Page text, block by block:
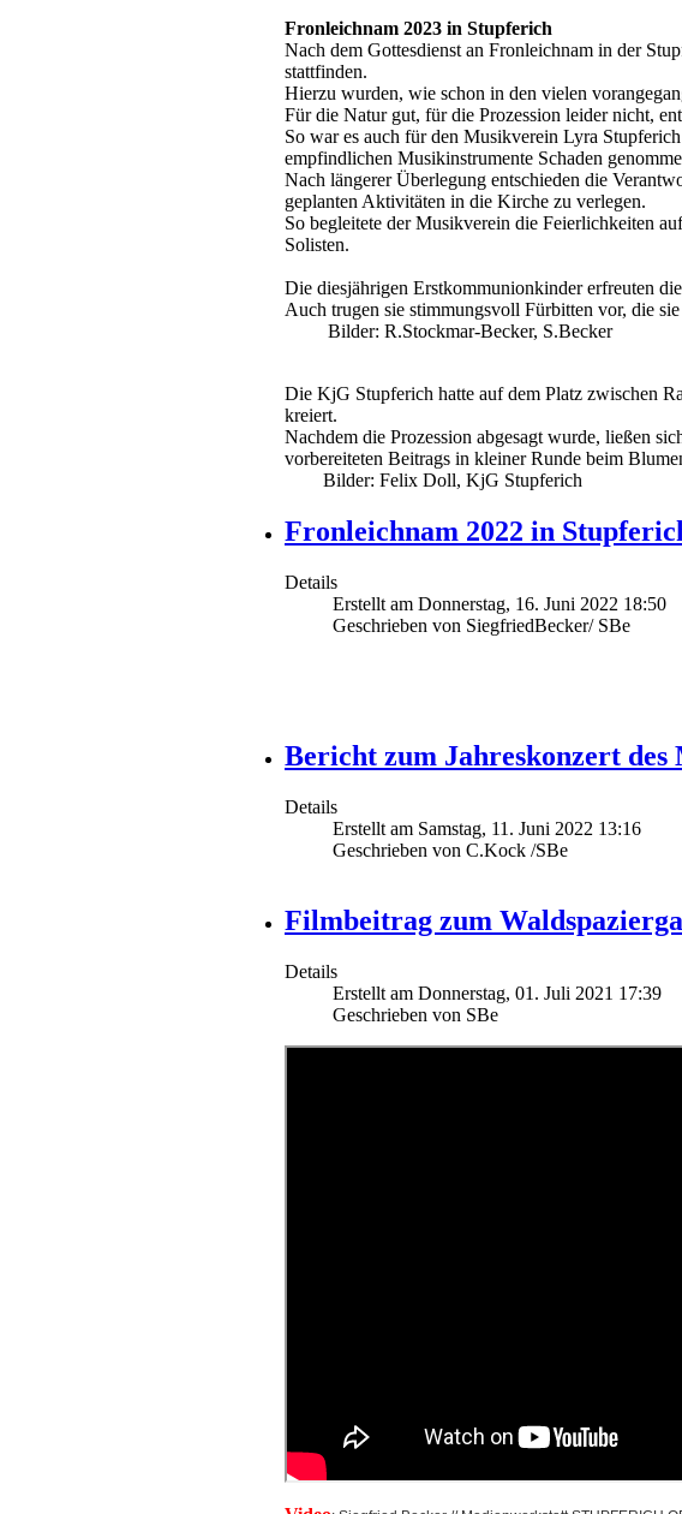
Fronleichnam 2023 in Stupferich
Nach dem Gottesdienst an Fronleichnam in der
stattfinden.
Hierzu wurden, wie schon in den vielen
Für die Natur gut, für die Prozession leider nicht,
So war es auch für den Musikverein Lyra
empfindlichen Musikinstrumente Schaden
Nach längerer Überlegung entschieden die
geplanten Aktivitäten in die Kirche zu verlegen.
So begleitete der Musikverein die Feierlichkeiten
Solisten.
Die diesjährigen Erstkommunionkinder erfreuten
Auch trugen sie stimmungsvoll Fürbitten vor, die sie
Bilder: R.Stockmar-Becker, S.Becker
Die KjG Stupferich hatte auf dem Platz zwischen
kreiert.
Nachdem die Prozession abgesagt wurde, ließen
vorbereiteten Beitrags in kleiner Runde beim
Bilder: Felix Doll, KjG Stupferich
Fronleichnam 2022 in
Details
Erstellt am Donnerstag, 16. Juni 2022 18:50
Geschrieben von SiegfriedBecker/ SBe
Bericht zum Jahreskonzert
Details
Erstellt am Samstag, 11. Juni 2022 13:16
Geschrieben von C.Kock /SBe
Filmbeitrag zum
Details
Erstellt am Donnerstag, 01. Juli 2021 17:39
Geschrieben von SBe